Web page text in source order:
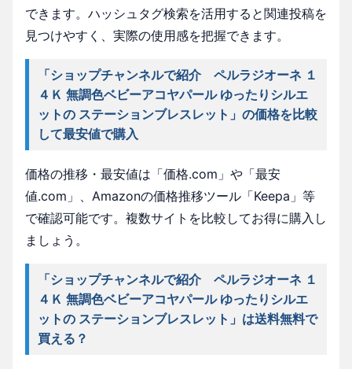
できます。ハッシュタグ検索を活用すると関連投稿を
見つけやすく、実際の使用感を把握できます。
「ショップチャンネルで紹介 ペルラジオーネ １
４Ｋ 無調色ベビーアコヤパール ゆったりシルエ
ットの ステーションブレスレット」の価格を比較
して最安値で購入
価格の推移・最安値は「価格.com」や「最安
値.com」、Amazonの価格推移ツール「Keepa」等
で確認可能です。複数サイトを比較してお得に購入し
ましょう。
「ショップチャンネルで紹介 ペルラジオーネ １
４Ｋ 無調色ベビーアコヤパール ゆったりシルエ
ットの ステーションブレスレット」は送料無料で
買える？